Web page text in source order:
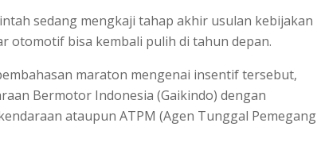
sedang mengkaji tahap akhir usulan kebijakan
otomotif bisa kembali pulih di tahun depan.
maraton mengenai insentif tersebut,
Bermotor Indonesia (Gaikindo) dengan
ataupun ATPM (Agen Tunggal Pemegang